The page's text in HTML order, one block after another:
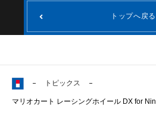
トップへ戻る
トピックス
マリオカート レーシングホイール DX for